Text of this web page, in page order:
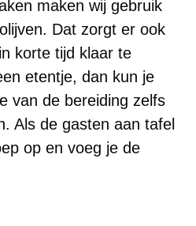
maken wij gebruik
Dat zorgt er ook
korte tijd klaar te
etentje, dan kun je
van de bereiding zelfs
Als de gasten aan tafel
op en voeg je de